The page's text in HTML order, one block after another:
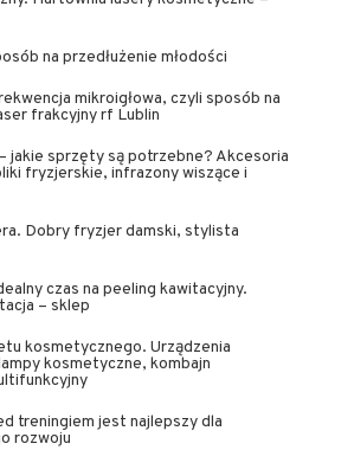
na przedłużenie młodości
mikroigłowa, czyli sposób na
frakcyjny rf Lublin
jakie sprzęty są potrzebne? Akcesoria
fryzjerskie, infrazony wiszące i
Dobry fryzjer damski, stylista
czas na peeling kawitacyjny.
– sklep
kosmetycznego. Urządzenia
kosmetyczne, kombajn
treningiem jest najlepszy dla
rozwoju